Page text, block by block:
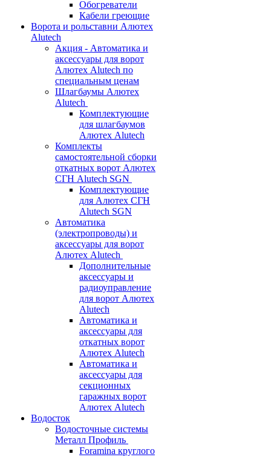
Обогреватели
Кабели греющие
Ворота и рольставни Алютех
Alutech
Акция - Автоматика и
аксессуары для ворот
Алютех Alutech по
специальным ценам
Шлагбаумы Алютех
Alutech
Комплектующие
для шлагбаумов
Алютех Alutech
Комплекты
самостоятельной сборки
откатных ворот Алютех
СГН Alutech SGN
Комплектующие
для Алютех СГН
Alutech SGN
Автоматика
(электропроводы) и
аксессуары для ворот
Алютех Alutech
Дополнительные
аксессуары и
радиоуправление
для ворот Алютех
Alutech
Автоматика и
аксессуары для
откатных ворот
Алютех Alutech
Автоматика и
аксессуары для
секционных
гаражных ворот
Алютех Alutech
Водосток
Водосточные системы
Металл Профиль
Foramina круглого